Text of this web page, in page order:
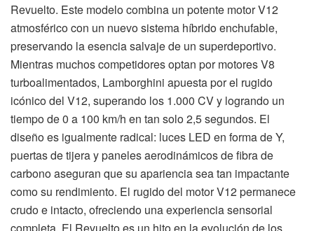
Revuelto. Este modelo combina un potente motor V12
atmosférico con un nuevo sistema híbrido enchufable,
preservando la esencia salvaje de un superdeportivo.
Mientras muchos competidores optan por motores V8
turboalimentados, Lamborghini apuesta por el rugido
icónico del V12, superando los 1.000 CV y logrando un
tiempo de 0 a 100 km/h en tan solo 2,5 segundos. El
diseño es igualmente radical: luces LED en forma de Y,
puertas de tijera y paneles aerodinámicos de fibra de
carbono aseguran que su apariencia sea tan impactante
como su rendimiento. El rugido del motor V12 permanece
crudo e intacto, ofreciendo una experiencia sensorial
completa. El Revuelto es un hito en la evolución de los